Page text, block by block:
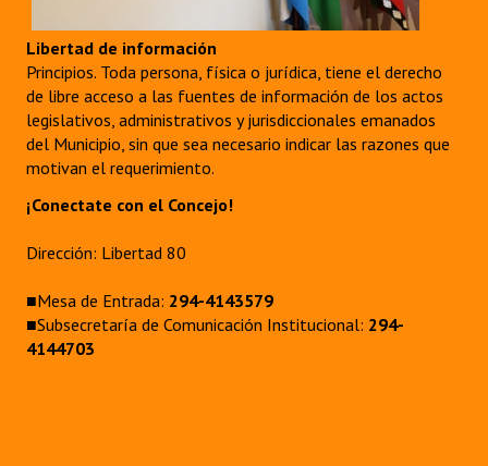
Libertad de información
Principios. Toda persona, física o jurídica, tiene el derecho
de libre acceso a las fuentes de información de los actos
legislativos, administrativos y jurisdiccionales emanados
del Municipio, sin que sea necesario indicar las razones que
motivan el requerimiento.
¡Conectate con el Concejo!
Dirección: Libertad 80
■Mesa de Entrada: 294-4143579
■Subsecretaría de Comunicación Institucional: 294-
4144703